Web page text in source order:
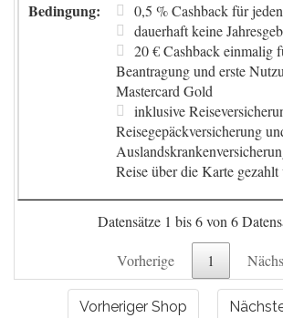
0,5 % Cashback für
dauerhaft keine
20 € Cashback einmalig
Beantragung und erste
Mastercard Gold
inklusive
Reisegepäckversicherung
Reise über die Karte
Datensätze 1 bis 6 von 6
Vorherige 1
Vorheriger Shop